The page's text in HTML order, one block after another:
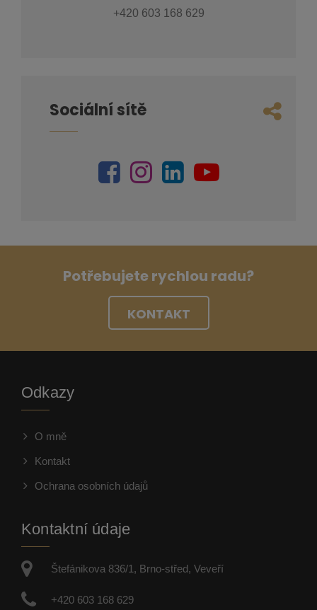
+420 603 168 629
Sociální sítě
Potřebujete rychlou radu?
KONTAKT
Odkazy
O mně
Kontakt
Ochrana osobních údajů
Kontaktní údaje
Štefánikova 836/1, Brno-střed, Veveří
+420 603 168 629